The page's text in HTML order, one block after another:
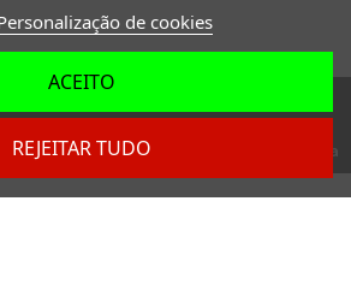
©
Dev. byDigital Agency Barcelona
de cookies
REJEITAR TUDO
ACEITO